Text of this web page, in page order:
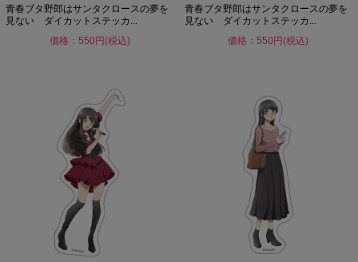
青春ブタ野郎はサンタクロースの夢を
見ない ダイカットステッカ...
価格：550円(税込)
青春ブタ野郎はサンタクロースの夢を
見ない ダイカットステッカ...
価格：550円(税込)